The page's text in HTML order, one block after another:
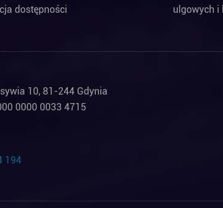
dostępności
ulgowych i
10, 81-244 Gdynia
0000 0033 4715
194